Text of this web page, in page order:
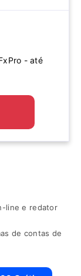
- até
line e redator
de contas de